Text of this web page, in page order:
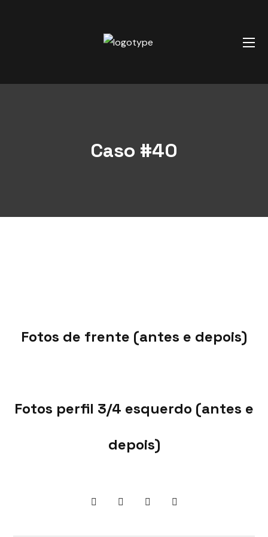
Caso #40
Fotos de frente (antes e depois)
Fotos perfil 3/4 esquerdo (antes e
depois)